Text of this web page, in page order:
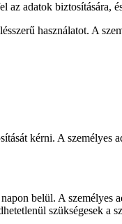
adatok biztosítására,
használatot. A
kérni. A személyes
belül. A
szükségesek a